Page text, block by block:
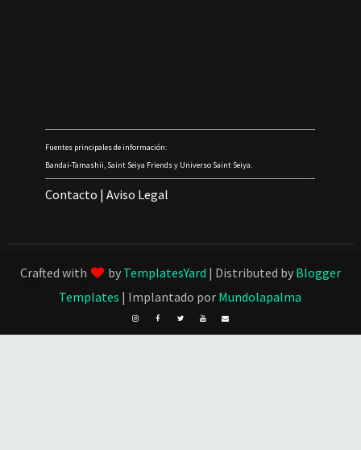
Fuentes principales de información:
Bandai-Tamashii, Saint Seiya Friends y Universo Saint Seiya.
Contacto |Aviso Legal
Crafted with by TemplatesYard | Distributed by Blogger
Templates | Implantado por Mundolapalma